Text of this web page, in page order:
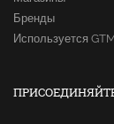
Бренды
Используется